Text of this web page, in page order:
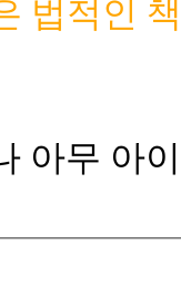
법적인
아무 아